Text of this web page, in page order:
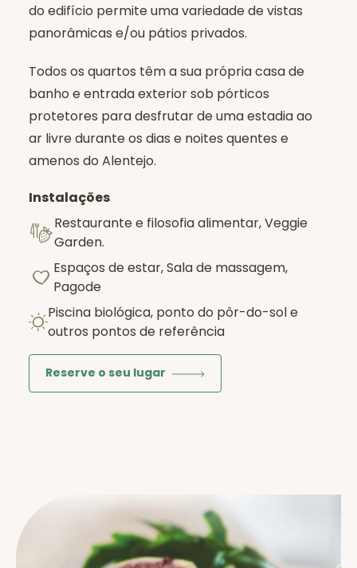
do edifício permite uma variedade de vistas
panorâmicas e/ou pátios privados.
Todos os quartos têm a sua própria casa de
banho e entrada exterior sob pórticos
protetores para desfrutar de uma estadia ao
ar livre durante os dias e noites quentes e
amenos do Alentejo.
Instalações
Restaurante e filosofia alimentar, Veggie
Garden.
Espaços de estar, Sala de massagem,
Pagode
Piscina biológica, ponto do pôr-do-sol e
outros pontos de referência
Reserve o seu lugar